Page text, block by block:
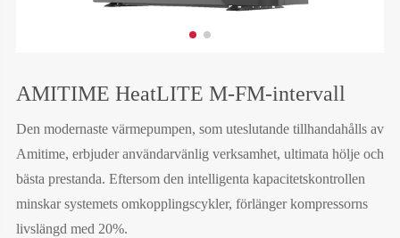
AMITIME HeatLITE M-FM-intervall
Den modernaste värmepumpen, som uteslutande tillhandahålls av
Amitime, erbjuder användarvänlig verksamhet, ultimata hölje och
bästa prestanda. Eftersom den intelligenta kapacitetskontrollen
minskar systemets omkopplingscykler, förlänger kompressorns
livslängd med 20%.